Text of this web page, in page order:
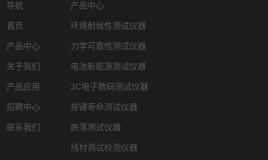
导航
首页
产品中心
关于我们
产品应用
招聘中心
联系我们
产品中心
环境耐候性测试仪器
力学可靠性测试仪器
电池新能源测试仪器
3C电子数码测试仪器
按键寿命测试仪器
跌落测试仪器
线材测试检测仪器